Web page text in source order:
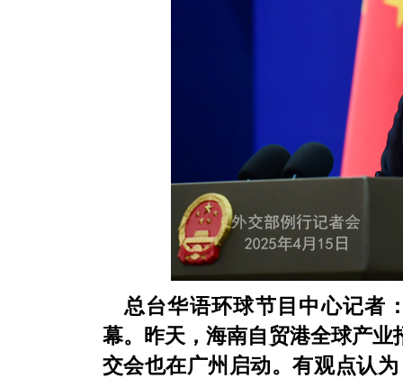
总台华语环球节目中心记者
幕。昨天，海南自贸港全球产
交会也在广州启动。有观点认